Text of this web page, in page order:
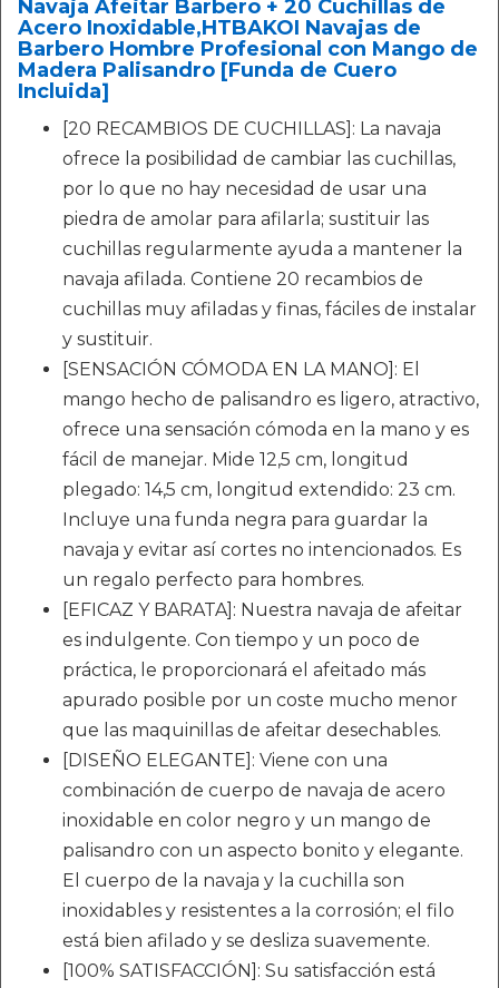
Navaja Afeitar Barbero + 20 Cuchillas de
Acero Inoxidable,HTBAKOI Navajas de
Barbero Hombre Profesional con Mango de
Madera Palisandro [Funda de Cuero
Incluida]
[20 RECAMBIOS DE CUCHILLAS]: La navaja
ofrece la posibilidad de cambiar las cuchillas,
por lo que no hay necesidad de usar una
piedra de amolar para afilarla; sustituir las
cuchillas regularmente ayuda a mantener la
navaja afilada. Contiene 20 recambios de
cuchillas muy afiladas y finas, fáciles de instalar
y sustituir.
[SENSACIÓN CÓMODA EN LA MANO]: El
mango hecho de palisandro es ligero, atractivo,
ofrece una sensación cómoda en la mano y es
fácil de manejar. Mide 12,5 cm, longitud
plegado: 14,5 cm, longitud extendido: 23 cm.
Incluye una funda negra para guardar la
navaja y evitar así cortes no intencionados. Es
un regalo perfecto para hombres.
[EFICAZ Y BARATA]: Nuestra navaja de afeitar
es indulgente. Con tiempo y un poco de
práctica, le proporcionará el afeitado más
apurado posible por un coste mucho menor
que las maquinillas de afeitar desechables.
[DISEÑO ELEGANTE]: Viene con una
combinación de cuerpo de navaja de acero
inoxidable en color negro y un mango de
palisandro con un aspecto bonito y elegante.
El cuerpo de la navaja y la cuchilla son
inoxidables y resistentes a la corrosión; el filo
está bien afilado y se desliza suavemente.
[100% SATISFACCIÓN]: Su satisfacción está